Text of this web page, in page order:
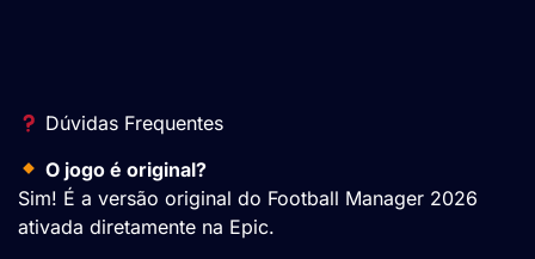
Dúvidas Frequentes
O jogo é original?
Sim! É a versão original do Football Manager 2026
ativada diretamente na Epic.